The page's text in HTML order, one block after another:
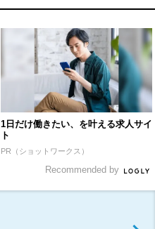
1日だけ働きたい、を叶える求人サイ
ト
PR（ショットワークス）
Recommended by